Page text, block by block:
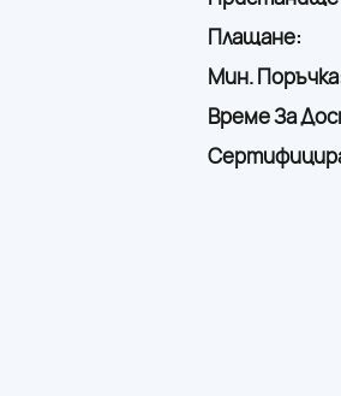
Плащане:
Мин.
Време За